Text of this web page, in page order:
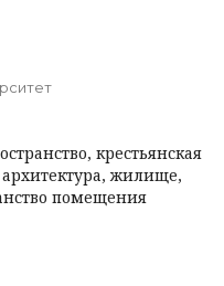
крестьянская
жилище,
помещения